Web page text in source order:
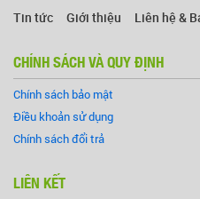
Tin tức
Giới thiệu Liên hệ &
CHÍNH SÁCH VÀ QUY ĐỊNH
Chính sách bảo mật
Điều khoản sử dụng
Chính sách đổi trả
LIÊN KẾT